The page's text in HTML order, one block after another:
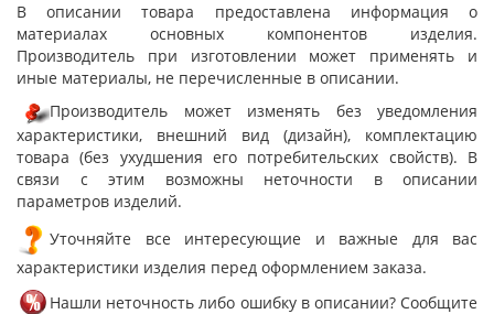
В описании товара предоставлена информация о
материалах основных компонентов изделия.
Производитель при изготовлении может применять и
иные материалы, не перечисленные в описании.
Производитель может изменять без уведомления
характеристики, внешний вид (дизайн), комплектацию
товара (без ухудшения его потребительских свойств). В
связи с этим возможны неточности в описании
параметров изделий.
Уточняйте все интересующие и важные для вас
характеристики изделия перед оформлением заказа.
Нашли неточность либо ошибку в описании? Сообщите